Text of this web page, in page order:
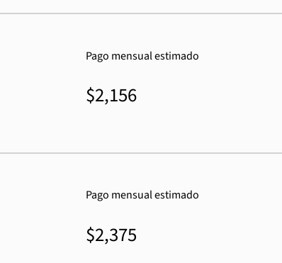
Pago mensual estimado
$2,156
Pago mensual estimado
$2,375